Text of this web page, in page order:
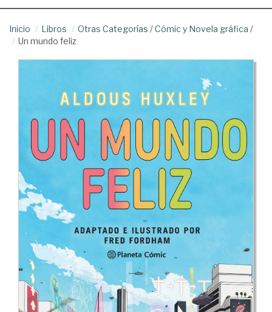
Inicio Libros Otras Categorías /Cómic y Novela gráfica /
Un mundo feliz